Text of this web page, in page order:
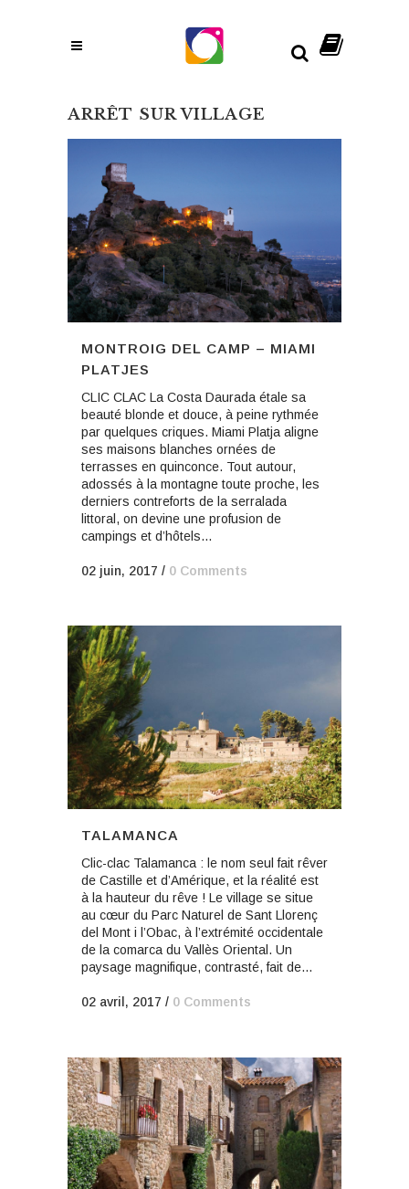
ARRÊT SUR VILLAGE
MONTROIG DEL CAMP – MIAMI
PLATJES
CLIC CLAC La Costa Daurada étale sa
beauté blonde et douce, à peine rythmée
par quelques criques. Miami Platja aligne
ses maisons blanches ornées de
terrasses en quinconce. Tout autour,
adossés à la montagne toute proche, les
derniers contreforts de la serralada
littoral, on devine une profusion de
campings et d’hôtels...
02 juin, 2017 / 0 Comments
TALAMANCA
Clic-clac Talamanca : le nom seul fait rêver
de Castille et d’Amérique, et la réalité est
à la hauteur du rêve ! Le village se situe
au cœur du Parc Naturel de Sant Llorenç
del Mont i l’Obac, à l’extrémité occidentale
de la comarca du Vallès Oriental. Un
paysage magnifique, contrasté, fait de...
02 avril, 2017 / 0 Comments